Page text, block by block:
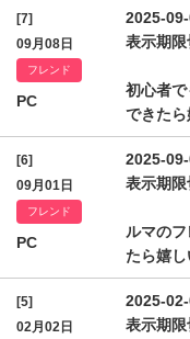
[7]
09月08日
フレンド
PC
2025-
表示期限
初心者で
できた
[6]
09月01日
フレンド
PC
2025-
表示期限
ルマの
たら嬉
[5]
02月02日
2025-
表示期限